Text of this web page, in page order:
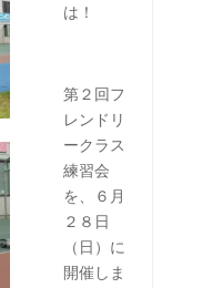
は！
第２回フ
レンドリ
ークラス
練習会
を、６月
２８日
（日）に
開催しま